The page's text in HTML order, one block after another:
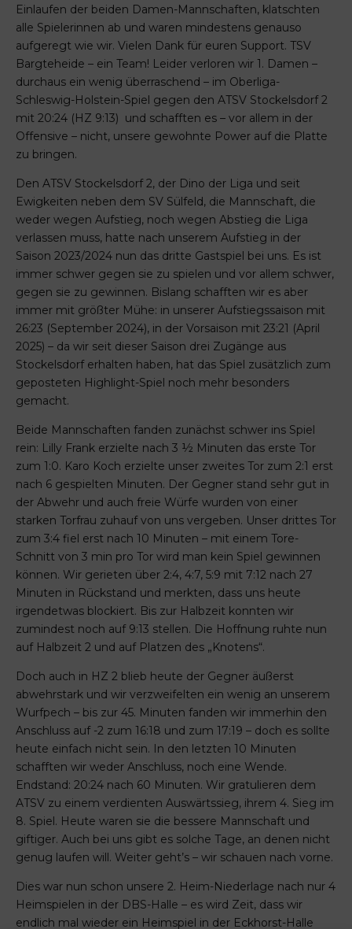
Einlaufen der beiden Damen-Mannschaften, klatschten
alle Spielerinnen ab und waren mindestens genauso
aufgeregt wie wir. Vielen Dank für euren Support. TSV
Bargteheide – ein Team! Leider verloren wir 1. Damen –
durchaus ein wenig überraschend – im Oberliga-
Schleswig-Holstein-Spiel gegen den ATSV Stockelsdorf 2
mit 20:24 (HZ 9:13) und schafften es – vor allem in der
Offensive – nicht, unsere gewohnte Power auf die Platte
zu bringen.
Den ATSV Stockelsdorf 2, der Dino der Liga und seit
Ewigkeiten neben dem SV Sülfeld, die Mannschaft, die
weder wegen Aufstieg, noch wegen Abstieg die Liga
verlassen muss, hatte nach unserem Aufstieg in der
Saison 2023/2024 nun das dritte Gastspiel bei uns. Es ist
immer schwer gegen sie zu spielen und vor allem schwer,
gegen sie zu gewinnen. Bislang schafften wir es aber
immer mit größter Mühe: in unserer Aufstiegssaison mit
26:23 (September 2024), in der Vorsaison mit 23:21 (April
2025) – da wir seit dieser Saison drei Zugänge aus
Stockelsdorf erhalten haben, hat das Spiel zusätzlich zum
geposteten Highlight-Spiel noch mehr besonders
gemacht.
Beide Mannschaften fanden zunächst schwer ins Spiel
rein: Lilly Frank erzielte nach 3 ½ Minuten das erste Tor
zum 1:0. Karo Koch erzielte unser zweites Tor zum 2:1 erst
nach 6 gespielten Minuten. Der Gegner stand sehr gut in
der Abwehr und auch freie Würfe wurden von einer
starken Torfrau zuhauf von uns vergeben. Unser drittes Tor
zum 3:4 fiel erst nach 10 Minuten – mit einem Tore-
Schnitt von 3 min pro Tor wird man kein Spiel gewinnen
können. Wir gerieten über 2:4, 4:7, 5:9 mit 7:12 nach 27
Minuten in Rückstand und merkten, dass uns heute
irgendetwas blockiert. Bis zur Halbzeit konnten wir
zumindest noch auf 9:13 stellen. Die Hoffnung ruhte nun
auf Halbzeit 2 und auf Platzen des „Knotens“.
Doch auch in HZ 2 blieb heute der Gegner äußerst
abwehrstark und wir verzweifelten ein wenig an unserem
Wurfpech – bis zur 45. Minuten fanden wir immerhin den
Anschluss auf -2 zum 16:18 und zum 17:19 – doch es sollte
heute einfach nicht sein. In den letzten 10 Minuten
schafften wir weder Anschluss, noch eine Wende.
Endstand: 20:24 nach 60 Minuten. Wir gratulieren dem
ATSV zu einem verdienten Auswärtssieg, ihrem 4. Sieg im
8. Spiel. Heute waren sie die bessere Mannschaft und
giftiger. Auch bei uns gibt es solche Tage, an denen nicht
genug laufen will. Weiter geht’s – wir schauen nach vorne.
Dies war nun schon unsere 2. Heim-Niederlage nach nur 4
Heimspielen in der DBS-Halle – es wird Zeit, dass wir
endlich mal wieder ein Heimspiel in der Eckhorst-Halle